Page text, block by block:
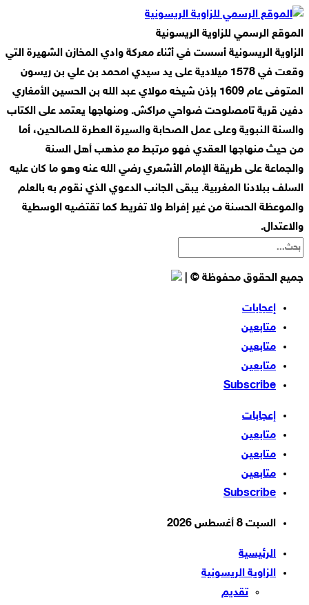
الموقع الرسمي للزاوية الريسونية
الزاوية الريسونية أسست في أثناء معركة وادي المخازن الشهيرة التي
وقعت في 1578 ميلادية على يد سيدي امحمد بن علي بن ريسون
المتوفى عام 1609 بإذن شيخه مولاي عبد الله بن الحسين الأمغاري
دفين قرية تامصلوحت ضواحي مراكش. ومنهاجها يعتمد على الكتاب
والسنة النبوية وعلى عمل الصحابة والسيرة العطرة للصالحين، أما
من حيث منهاجها العقدي فهو مرتبط مع مذهب أهل السنة
والجماعة على طريقة الإمام الأشعري رضي الله عنه وهو ما كان عليه
السلف ببلادنا المغربية. يبقى الجانب الدعوي الذي نقوم به بالعلم
والموعظة الحسنة من غير إفراط ولا تفريط كما تقتضيه الوسطية
والاعتدال.
جميع الحقوق محفوظة © |
إعجابات
متابعين
متابعين
متابعين
Subscribe
إعجابات
متابعين
متابعين
متابعين
Subscribe
السبت 8 أغسطس 2026
الرئيسية
الزاوية الريسونية
تقديم